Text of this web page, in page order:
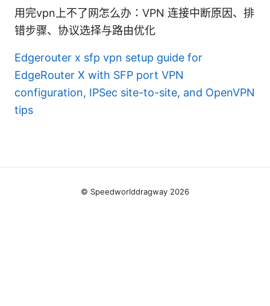
用完vpn上不了网怎么办：VPN 连接中断原因、排
错步骤、协议选择与路由优化
Edgerouter x sfp vpn setup guide for
EdgeRouter X with SFP port VPN
configuration, IPSec site-to-site, and OpenVPN
tips
© Speedworlddragway 2026